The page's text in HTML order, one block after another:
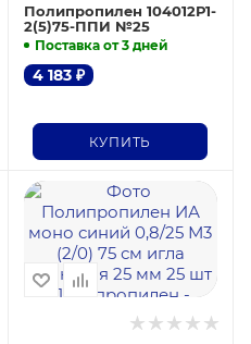
Полипропилен 104012Р1-
2(5)75-ППИ №25
Поставка от 3 дней
4 183₽
КУПИТЬ